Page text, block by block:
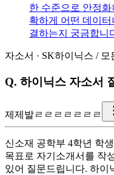
한 수준으로 안정
확하게 어떤 데이
결하는지 궁금합니
자소서 · SK하이닉스 / 모
Q. 하이닉스 자소서
제 제발ㄹㄹㄹㄹㄹㄹㄹ
신소재 공학부 4학년 학
목표로 자기소개서를 작
있어 질문드립니다. 하이